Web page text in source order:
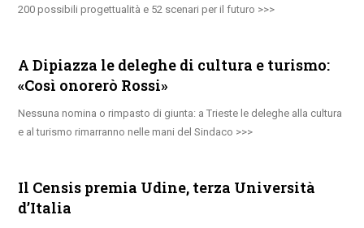
200 possibili progettualità e 52 scenari per il futuro
A Dipiazza le deleghe di cultura e turismo:
«Così onorerò Rossi»
Nessuna nomina o rimpasto di giunta: a Trieste le deleghe alla cultura
e al turismo rimarranno nelle mani del Sindaco
Il Censis premia Udine, terza Università
d’Italia